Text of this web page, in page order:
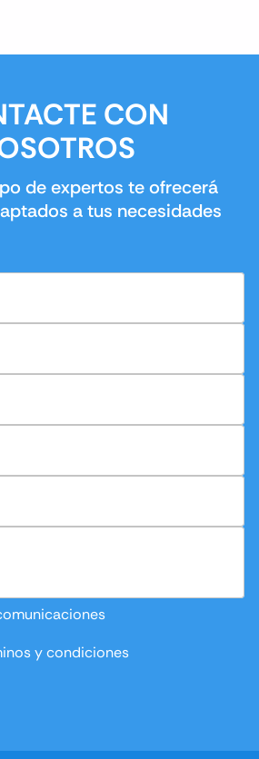
CON
de expertos te ofrecerá
a tus necesidades
y condiciones